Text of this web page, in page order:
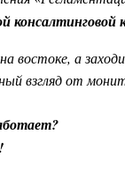
консалтинговой
востоке, а
взгляд от